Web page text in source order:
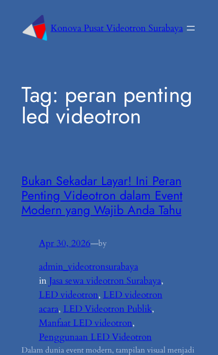
Konova Pusat Videotron Surabaya
Tag: peran penting
led videotron
Bukan Sekadar Layar! Ini Peran
Penting Videotron dalam Event
Modern yang Wajib Anda Tahu
Apr 30, 2026—by
admin_videotronsurabaya
in Jasa sewa videotron Surabaya
LED videotron, LED videotron
acara, LED Videotron Publik
Manfaat LED videotron
Penggunaan LED Videotron
Dalam dunia event modern, tampilan visual menjadi